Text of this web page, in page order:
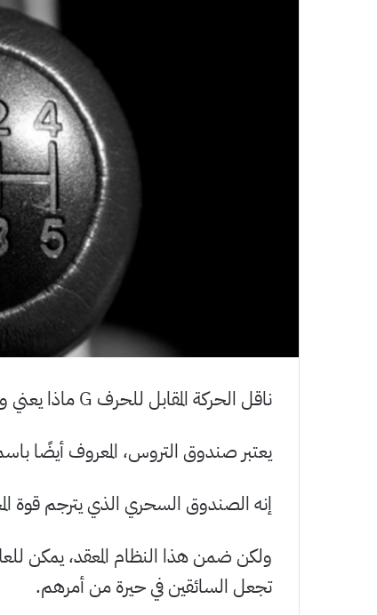
ناقل الحركة المقابل للحرف G ماذا يعني ومتى تستخدمه؟
يعتبر صندوق التروس، المعروف أيضًا
إنه الصندوق السحري الذي يترجم قوة
تجعل السائقين في حيرة من أمرهم.